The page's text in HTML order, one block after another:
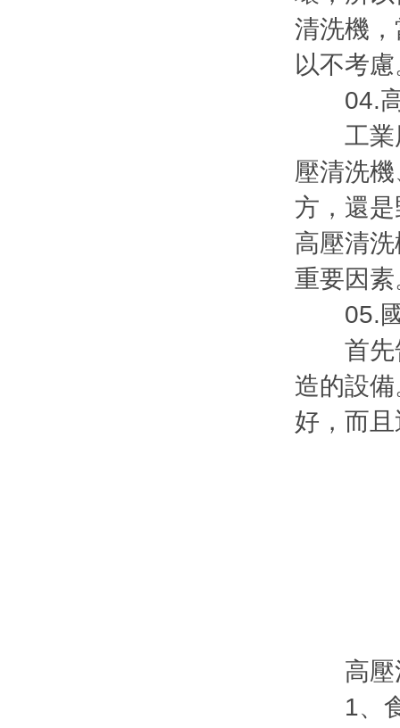
清洗機
以不考
04.高
工業用
壓清洗
方，還
高壓清
重要因素
05.國
首先告
造的設
好，而
高壓清
1、食